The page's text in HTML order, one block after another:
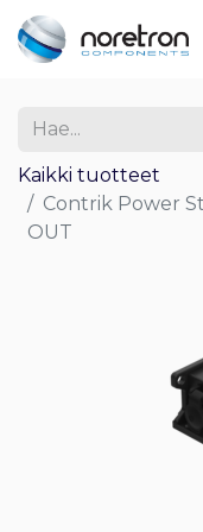
Kaikki tuotteet
Contrik Power
OUT